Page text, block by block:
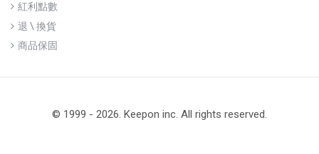
紅利點數
退 \ 換貨
商品保固
© 1999 - 2026. Keepon inc. All rights reserved.